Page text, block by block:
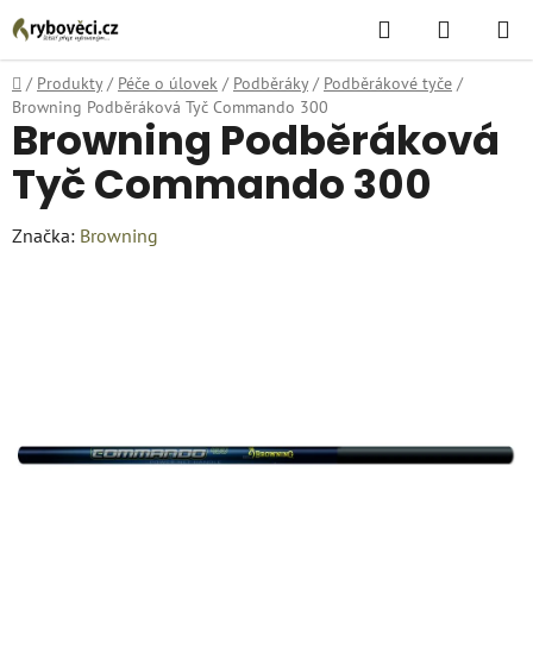
Přejít
na
obsah
Hledat
KOŠÍK
Domů
/ Produkty / Péče o úlovek / Podběráky / Podběrákové tyče /
Browning Podběráková Tyč Commando 300
Browning Podběráková
Tyč Commando 300
Značka: Browning